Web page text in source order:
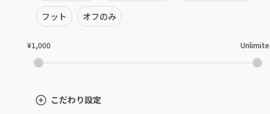
自由が丘・学芸大学
下北沢・代々木上原
フット オフのみ
¥1,000
こだわり設定